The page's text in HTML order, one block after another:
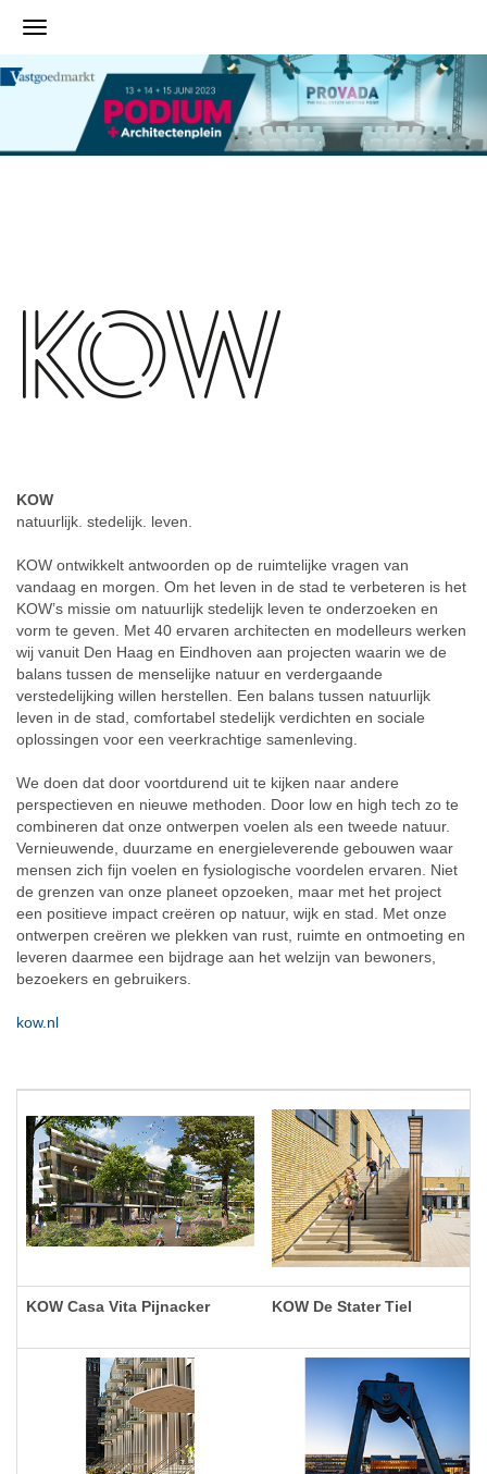
KOW
natuurlijk. stedelijk. leven.
KOW ontwikkelt antwoorden op de ruimtelijke vragen van
vandaag en morgen. Om het leven in de stad te verbeteren is het
KOW’s missie om natuurlijk stedelijk leven te onderzoeken en
vorm te geven. Met 40 ervaren architecten en modelleurs werken
wij vanuit Den Haag en Eindhoven aan projecten waarin we de
balans tussen de menselijke natuur en verdergaande
verstedelijking willen herstellen. Een balans tussen natuurlijk
leven in de stad, comfortabel stedelijk verdichten en sociale
oplossingen voor een veerkrachtige samenleving.
We doen dat door voortdurend uit te kijken naar andere
perspectieven en nieuwe methoden. Door low en high tech zo te
combineren dat onze ontwerpen voelen als een tweede natuur.
Vernieuwende, duurzame en energieleverende gebouwen waar
mensen zich fijn voelen en fysiologische voordelen ervaren. Niet
de grenzen van onze planeet opzoeken, maar met het project
een positieve impact creëren op natuur, wijk en stad. Met onze
ontwerpen creëren we plekken van rust, ruimte en ontmoeting en
leveren daarmee een bijdrage aan het welzijn van bewoners,
bezoekers en gebruikers.
kow.nl
KOW Casa Vita Pijnacker KOW De Stater Tiel